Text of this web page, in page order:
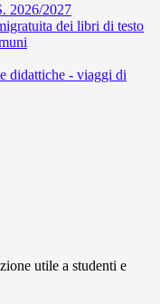
2026/2027
dei libri di testo
didattiche - viaggi di
utile a studenti e